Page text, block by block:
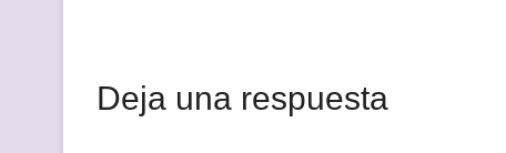
Deja una respuesta